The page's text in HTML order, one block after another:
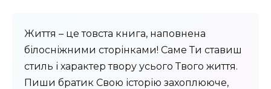
Життя – це товста книга, наповнена
білосніжними сторінками! Саме Ти ставиш
стиль і характер твору усього Твого життя.
Пиши братик Свою історію захоплююче,